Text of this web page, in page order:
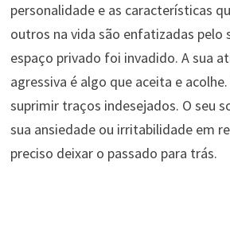
personalidade e as características
outros na vida são enfatizadas pelo
espaço privado foi invadido. A sua
agressiva é algo que aceita e
suprimir traços indesejados. O seu
sua ansiedade ou irritabilidade em
preciso deixar o passado para trás.